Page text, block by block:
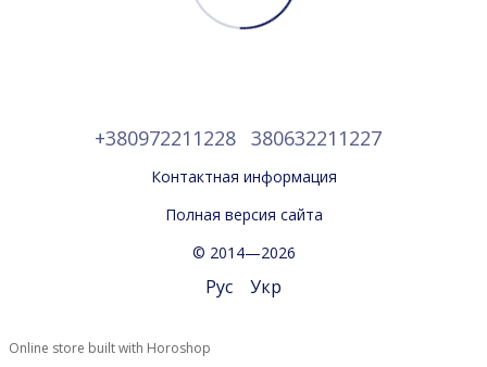
+380972211228 380632211227
Контактная информация
Полная версия сайта
© 2014—2026
Рус Укр
Online store built with Horoshop